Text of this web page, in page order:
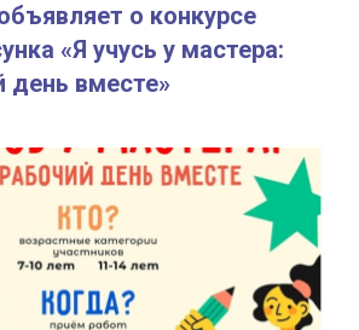
о конкурсе
«Я учусь у мастера:
день вместе»